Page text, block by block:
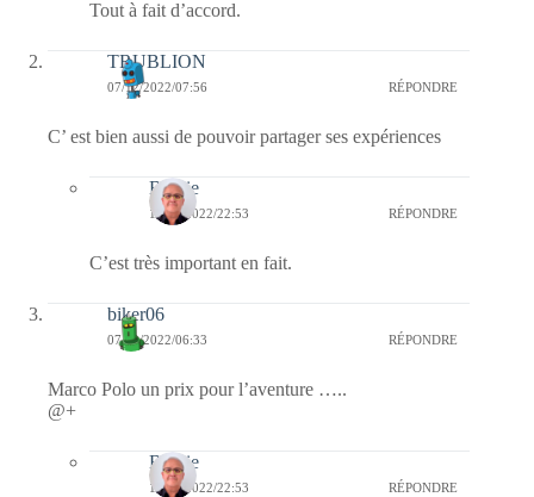
Tout à fait d’accord.
TRUBLION
07/12/2022/07:56 RÉPONDRE
C’ est bien aussi de pouvoir partager ses expériences
Bernie
13/12/2022/22:53 RÉPONDRE
C’est très important en fait.
biker06
07/12/2022/06:33 RÉPONDRE
Marco Polo un prix pour l’aventure …..
@+
Bernie
13/12/2022/22:53 RÉPONDRE